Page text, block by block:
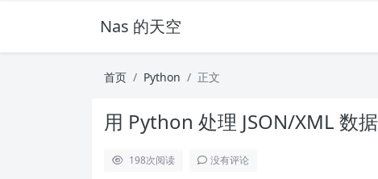
Nas 的天空
首页 Python 正文
用 Python 处理 JSON/XML 数
198次阅读 没有评论